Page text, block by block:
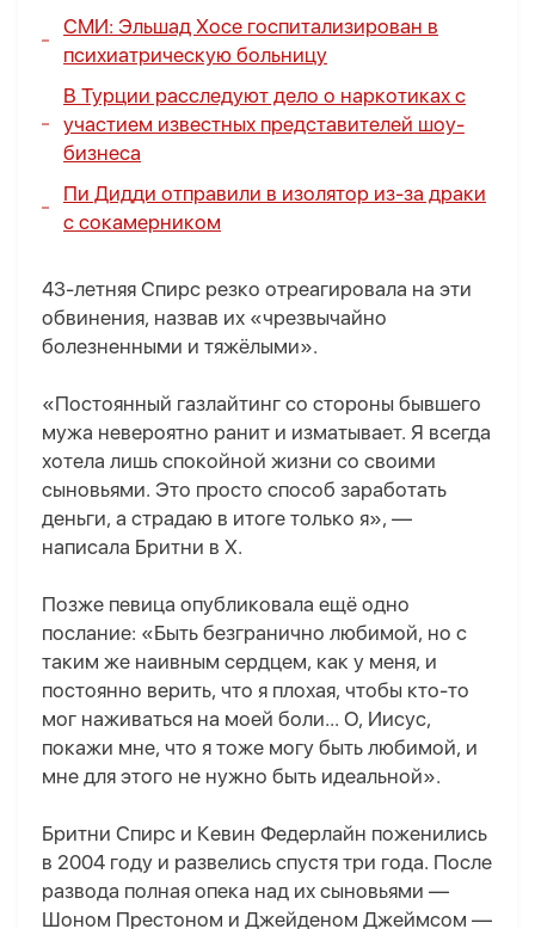
СМИ: Эльшад Хосе госпитализирован в
психиатрическую больницу
В Турции расследуют дело о наркотиках с
участием известных представителей шоу-
бизнеса
Пи Дидди отправили в изолятор из-за драки
с сокамерником
43-летняя Спирс резко отреагировала на эти
обвинения, назвав их «чрезвычайно
болезненными и тяжёлыми».
«Постоянный газлайтинг со стороны бывшего
мужа невероятно ранит и изматывает. Я всегда
хотела лишь спокойной жизни со своими
сыновьями. Это просто способ заработать
деньги, а страдаю в итоге только я», —
написала Бритни в X.
Позже певица опубликовала ещё одно
послание: «Быть безгранично любимой, но с
таким же наивным сердцем, как у меня, и
постоянно верить, что я плохая, чтобы кто-то
мог наживаться на моей боли... О, Иисус,
покажи мне, что я тоже могу быть любимой, и
мне для этого не нужно быть идеальной».
Бритни Спирс и Кевин Федерлайн поженились
в 2004 году и развелись спустя три года. После
развода полная опека над их сыновьями —
Шоном Престоном и Джейденом Джеймсом —